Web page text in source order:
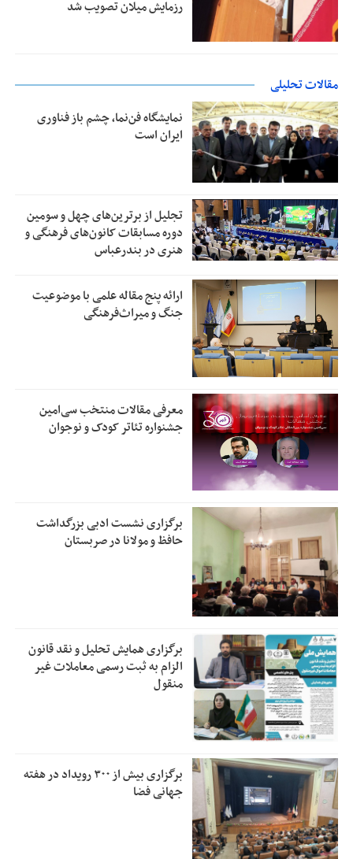
رزمایش میلان تصویب شد
مقالات تحلیلی
نمایشگاه فن‌نما، چشم باز فناوری
ایران است
تجلیل از بر‌ترین‌های چهل و سومین
دوره مسابقات کانون‌های فرهنگی و
هنری در بندرعباس
ارائه پنج مقاله علمی با موضوعیت
جنگ و میراث‌فرهنگی
معرفی مقالات منتخب سی‌امین
جشنواره تئاتر کودک و نوجوان
برگزاری نشست ادبی بزرگداشت
حافظ و مولانا در صربستان
برگزاری همایش تحلیل و نقد قانون
الزام به ثبت رسمی معاملات غیر
منقول
برگزاری بیش از ۳۰۰ رویداد در هفته
جهانی فضا